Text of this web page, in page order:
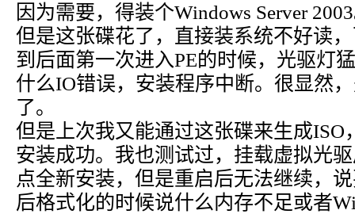
因为需要，得装个Windows Server
但是这张碟花了，直接装系统不好读
到后面第一次进入PE的时候，光驱灯
什么IO错误，安装程序中断。很显然
了。
但是上次我又能通过这张碟来生成ISO
安装成功。我也测试过，挂载虚拟光
点全新安装，但是重启后无法继续，
后格式化的时候说什么内存不足或者